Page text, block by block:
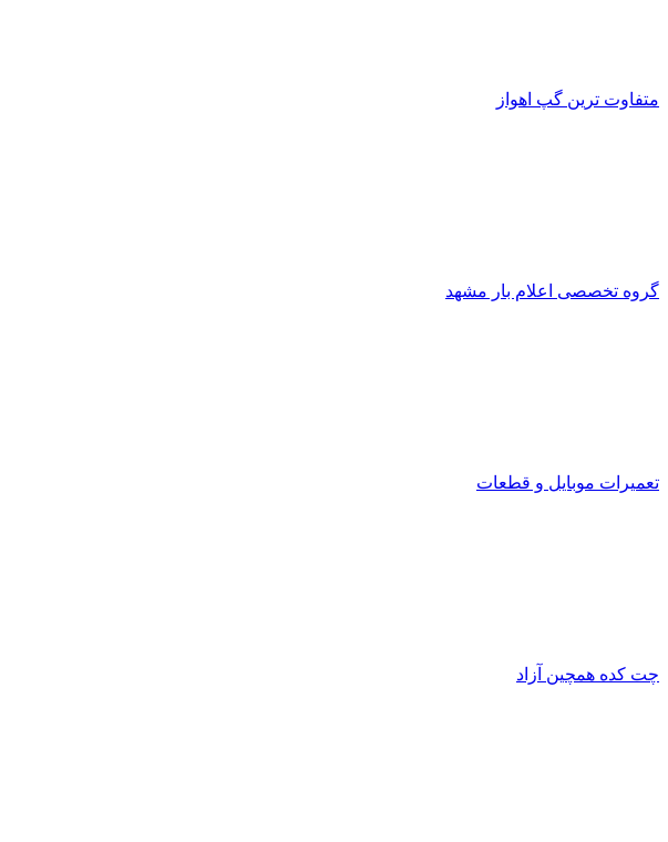
متفاوت ترین گپ اهواز
گروه تخصصی اعلام بار مشهد
تعمیرات موبایل و قطعات
چت کده همچین آزاد